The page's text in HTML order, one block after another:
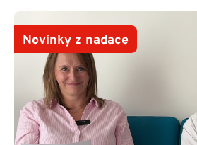
Novinky z nadace